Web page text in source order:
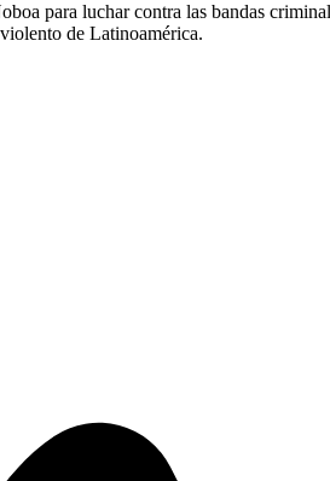
para luchar contra las bandas
de Latinoamérica.